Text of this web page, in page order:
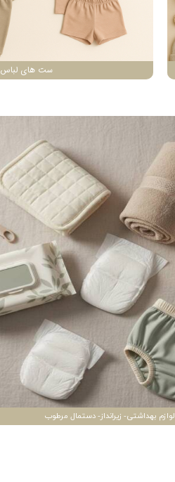
ست های لباس
لوازم بهداشتی- زیرانداز- دستمال مرطوب